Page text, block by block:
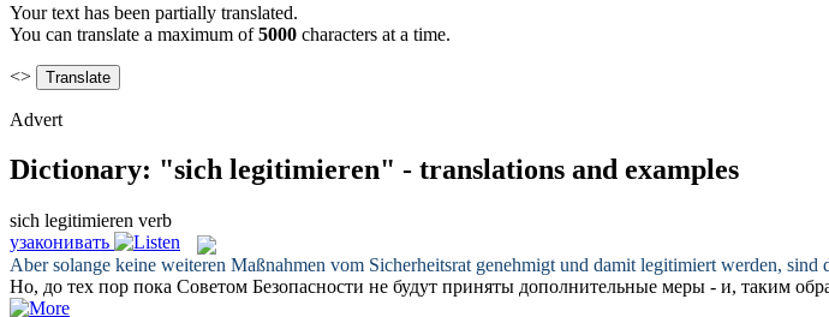
Your text has been partially translated.
You can translate a maximum of5000 characters at a time.
<>
Advert
Dictionary: "sich legitimieren" - translations and examples
sich legitimieren verb
узаконивать
Aber solange keine weiteren Maßnahmen vom Sicherheitsrat genehmigt und damit legitimiert werden, sind
Но, до тех пор пока Советом Безопасности не будут приняты дополнительные меры - и, таким